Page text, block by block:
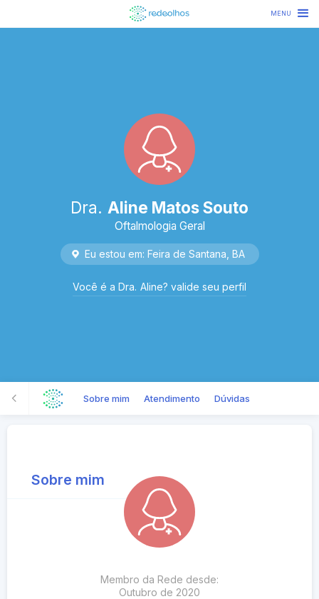
MENU
Dra. Aline Matos Souto
Oftalmologia Geral
Eu estou em: Feira de Santana BA
Você é a Dra. Aline? valide seu perfil
Sobre mim Atendimento Dúvidas
Sobre mim
Membro da Rede desde:
Outubro de 2020